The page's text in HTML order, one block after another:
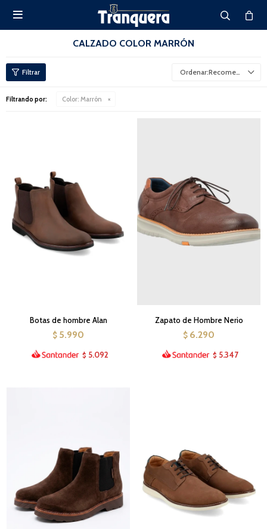

CALZADO COLOR MARRÓN
Recomendados
Filtrando por: Color: Marrón
Botas de hombre Alan
$ 5.990
$ 5.092
Zapato de Hombre Nerio
$ 6.290
$ 5.347